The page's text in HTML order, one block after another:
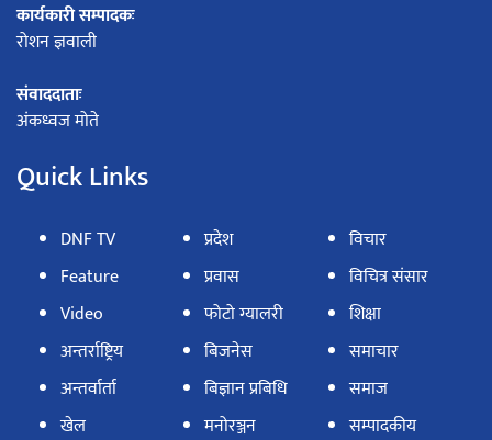
कार्यकारी सम्पादकः
रोशन ज्ञवाली
संवाददाताः
अंकध्वज मोते
Quick Links
DNF TV
Feature
Video
अन्तर्राष्ट्रिय
अन्तर्वार्ता
खेल
प्रदेश
प्रवास
फोटो ग्यालरी
बिजनेस
बिज्ञान प्रबिधि
मनोरञ्जन
विचार
विचित्र संसार
शिक्षा
समाचार
समाज
सम्पादकीय